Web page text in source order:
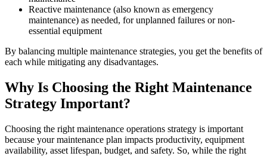
Reactive maintenance (also known as emergency
maintenance) as needed, for unplanned failures or non-
essential equipment
By balancing multiple maintenance strategies, you get the benefits of
each while mitigating any disadvantages.
Why Is Choosing the Right Maintenance
Strategy Important?
Choosing the right maintenance operations strategy is important
because your maintenance plan impacts productivity, equipment
availability, asset lifespan, budget, and safety. So, while the right